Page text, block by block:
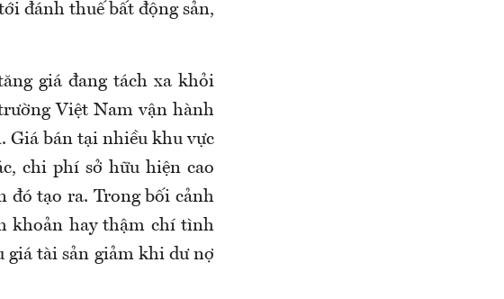
đánh thuế bất động sản,
giá đang tách xa khỏi
Việt Nam vận hành
Giá bán tại nhiều khu vực
chi phí sở hữu hiện cao
đó tạo ra. Trong bối cảnh
khoản hay thậm chí tình
giá tài sản giảm khi dư nợ